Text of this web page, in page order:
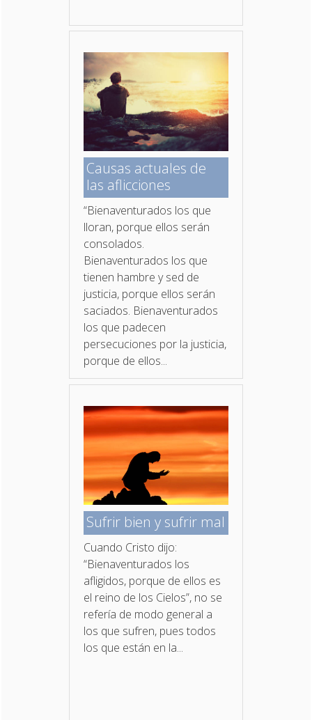
Causas actuales de
las aflicciones
“Bienaventurados los que
lloran, porque ellos serán
consolados.
Bienaventurados los que
tienen hambre y sed de
justicia, porque ellos serán
saciados. Bienaventurados
los que padecen
persecuciones por la justicia,
porque de ellos...
Sufrir bien y sufrir mal
Cuando Cristo dijo:
“Bienaventurados los
afligidos, porque de ellos es
el reino de los Cielos”, no se
refería de modo general a
los que sufren, pues todos
los que están en la...